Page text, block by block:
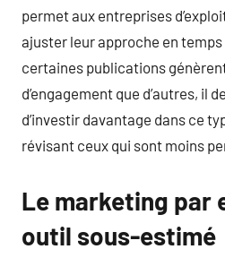
permet aux entreprises
ajuster leur approche en
certaines publications
d’engagement que d’autres, il
d’investir davantage dans ce
révisant ceux qui sont moins
Le marketing par
outil sous-estimé